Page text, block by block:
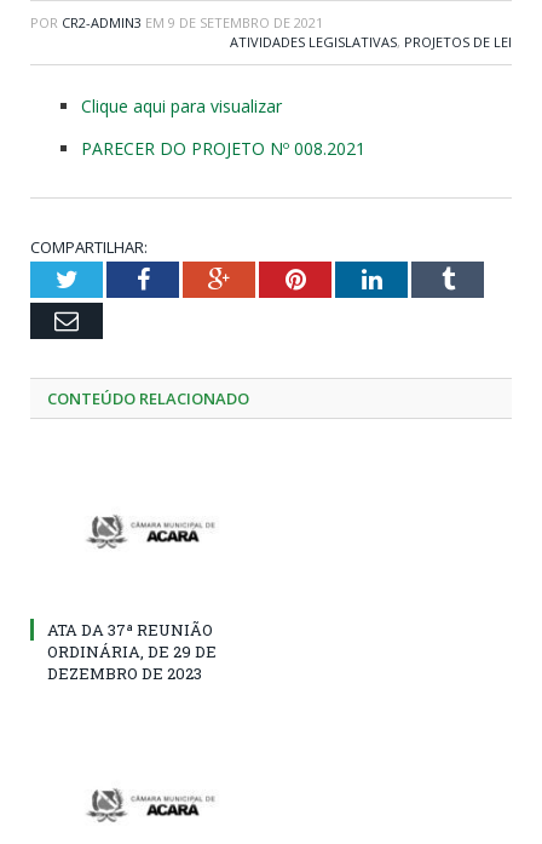
POR CR2-ADMIN3 EM 9 DE SETEMBRO DE 2021
ATIVIDADES LEGISLATIVAS, PROJETOS DE LEI
Clique aqui para visualizar
PARECER DO PROJETO Nº 008.2021
COMPARTILHAR:
TwitterFacebookGoogle+PinterestLinkedInTumblr
Email
CONTEÚDO RELACIONADO
ATA DA 37ª REUNIÃO
ORDINÁRIA, DE 29 DE
DEZEMBRO DE 2023